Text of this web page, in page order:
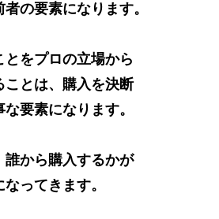
者の要素になります。
をプロの立場から
とは、購入を決断
要素になります。
誰から購入するかが
ってきます。